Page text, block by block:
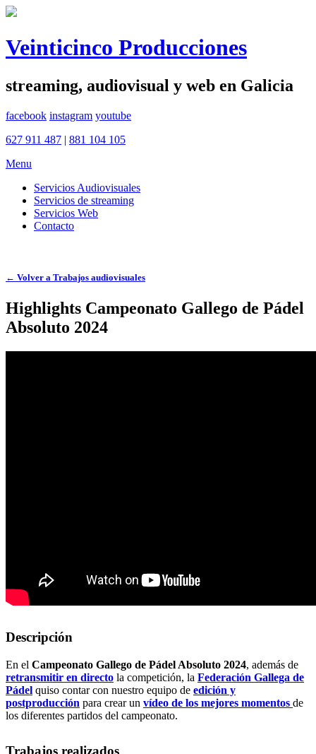
Veinticinco Producciones
streaming, audiovisual y web en Galicia
facebook instagram youtube
627 911 487 | 881 104 105
Menu
Servicios Audiovisuales
Servicios de streaming
Servicios Web
Contacto
← Volver a Trabajos audiovisuales
Highlights Campeonato Gallego de Pádel
Absoluto 2024
Descripción
En el Campeonato Gallego de Pádel Absoluto 2024, además de
retransmitir en directo la competición, la Federación Gallega de
Pádel quiso contar con nuestro equipo de edición y
postproducción para crear un vídeo de los mejores momentos de
los diferentes partidos del campeonato.
Trabajos realizados